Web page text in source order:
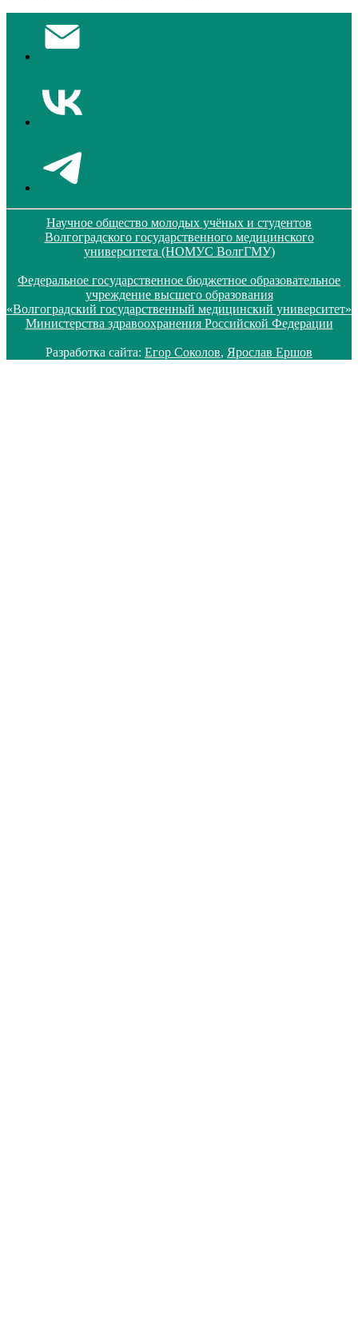
Научное общество молодых учёных и студентов
Волгоградского государственного медицинского
университета (НОМУС ВолгГМУ)
Федеральное государственное бюджетное образовательное
учреждение высшего образования
«Волгоградский государственный медицинский университет»
Министерства здравоохранения Российской Федерации
Разработка сайта: Егор Соколов, Ярослав Ершов